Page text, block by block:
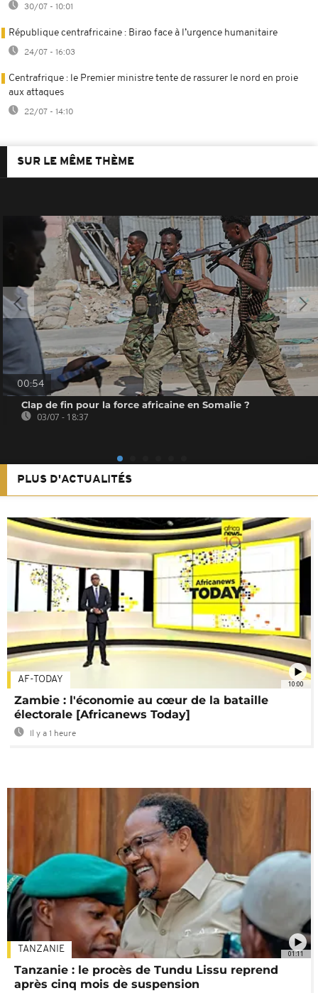
30/07 - 10:01
République centrafricaine : Birao face à l’urgence humanitaire
24/07 - 16:03
Centrafrique : le Premier ministre tente de rassurer le nord en proie
aux attaques
22/07 - 14:10
SUR LE MÊME THÈME
00:54
Clap de fin pour la force africaine en Somalie ?
03/07 - 18:37
PLUS D'ACTUALITÉS
10:00
AF-TODAY
Zambie : l'économie au cœur de la bataille
électorale [Africanews Today]
Il y a 1 heure
01:11
TANZANIE
Tanzanie : le procès de Tundu Lissu reprend
après cinq mois de suspension